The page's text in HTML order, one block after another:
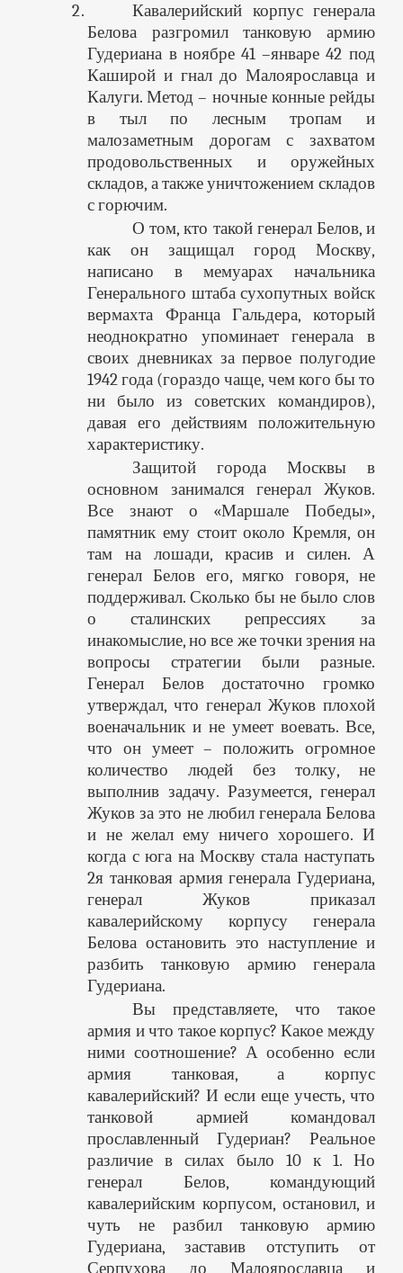
Кавалерийский корпус генерала
Белова разгромил танковую армию
Гудериана в ноябре 41 –январе 42 под
Каширой и гнал до Малоярославца и
Калуги. Метод – ночные конные рейды
в тыл по лесным тропам и
малозаметным дорогам с захватом
продовольственных и оружейных
складов, а также уничтожением складов
с горючим.
О том, кто такой генерал Белов, и
как он защищал город Москву,
написано в мемуарах начальника
Генерального штаба сухопутных войск
вермахта Франца Гальдера, который
неоднократно упоминает генерала в
своих дневниках за первое полугодие
1942 года (гораздо чаще, чем кого бы то
ни было из советских командиров),
давая его действиям положительную
характеристику.
Защитой города Москвы в
основном занимался генерал Жуков.
Все знают о «Маршале Победы»,
памятник ему стоит около Кремля, он
там на лошади, красив и силен. А
генерал Белов его, мягко говоря, не
поддерживал. Сколько бы не было слов
о сталинских репрессиях за
инакомыслие, но все же точки зрения на
вопросы стратегии были разные.
Генерал Белов достаточно громко
утверждал, что генерал Жуков плохой
военачальник и не умеет воевать. Все,
что он умеет – положить огромное
количество людей без толку, не
выполнив задачу. Разумеется, генерал
Жуков за это не любил генерала Белова
и не желал ему ничего хорошего. И
когда с юга на Москву стала наступать
2я танковая армия генерала Гудериана,
генерал Жуков приказал
кавалерийскому корпусу генерала
Белова остановить это наступление и
разбить танковую армию генерала
Гудериана.
Вы представляете, что такое
армия и что такое корпус? Какое между
ними соотношение? А особенно если
армия танковая, а корпус
кавалерийский? И если еще учесть, что
танковой армией командовал
прославленный Гудериан? Реальное
различие в силах было 10 к 1. Но
генерал Белов, командующий
кавалерийским корпусом, остановил, и
чуть не разбил танковую армию
Гудериана, заставив отступить от
Серпухова до Малоярославца и